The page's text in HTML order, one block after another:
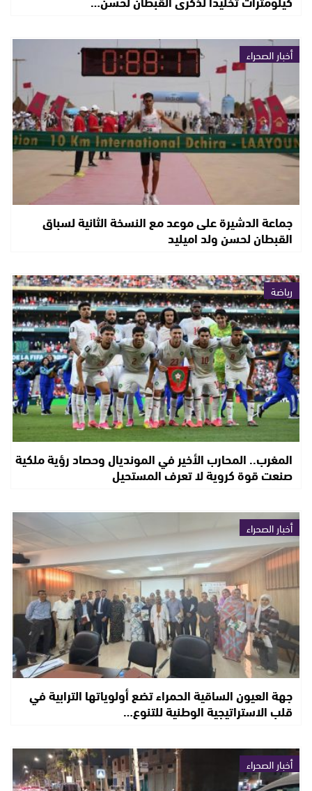
أخبار الصحراء
جماعة الدشيرة على موعد مع النسخة الثانية لسباق
القبطان لحسن ولد اميليد
رياضة
المغرب.. المحارب الأخير في المونديال وحصاد رؤية ملكية
صنعت قوة كروية لا تعرف المستحيل
أخبار الصحراء
جهة العيون الساقية الحمراء تضع أولوياتها الترابية في
قلب الاستراتيجية الوطنية للتنوع…
أخبار الصحراء